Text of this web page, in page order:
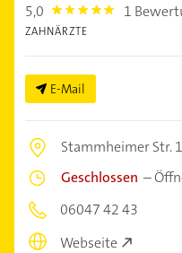
5,0 5.0 1
ZAHNÄRZTE
E-Mail
Stammheimer Str.
Geschlossen –
06047 42 43
Webseite